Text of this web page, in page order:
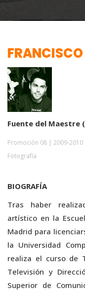
Fuente del Maestre
Promoción 08 | 2009-2010
Fotografía
BIOGRAFÍA
Tras haber
artístico en la
Madrid para
la Universidad
realiza el curso de
Televisión y
Superior de